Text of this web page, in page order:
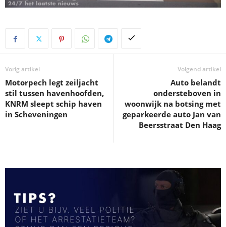
Vorig artikel
Motorpech legt zeiljacht
stil tussen havenhoofden,
KNRM sleept schip haven
in Scheveningen
Volgend artikel
Auto belandt
ondersteboven in
woonwijk na botsing met
geparkeerde auto Jan van
Beersstraat Den Haag